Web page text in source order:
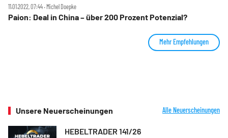
11.01.2022, 07:44 ‧ Michel Doepke
Paion: Deal in China – über 200 Prozent Potenzial?
Mehr Empfehlungen
Unsere Neuerscheinungen Alle Neuerscheinungen
HEBELTRADER 141/26